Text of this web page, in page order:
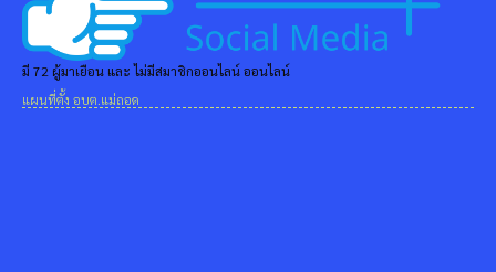
มี 72 ผู้มาเยือน และ ไม่มีสมาชิกออนไลน์ ออนไลน์
แผนที่ตั้ง อบต.แม่ถอด